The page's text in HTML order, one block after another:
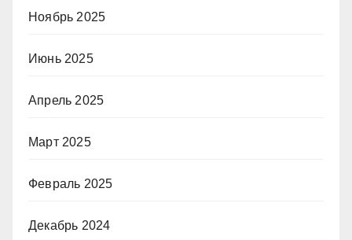
Ноябрь 2025
Июнь 2025
Апрель 2025
Март 2025
Февраль 2025
Декабрь 2024